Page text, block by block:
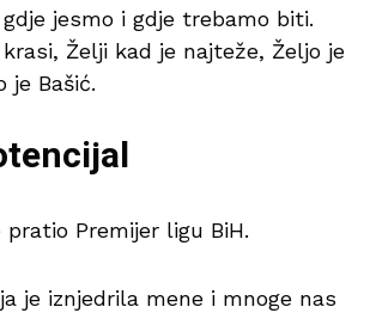
jesmo i gdje trebamo biti.
Želji kad je najteže, Željo je
je Bašić.
pratio Premijer ligu BiH.
je iznjedrila mene i mnoge nas